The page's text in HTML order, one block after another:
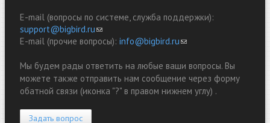
E-mail (вопросы по системе, служба поддержки):
support@bigbird.ru(link sends e-mail)
E-mail (прочие вопросы): info@bigbird.ru(link sends e-mail)
Мы будем рады ответить на любые ваши вопросы. Вы
можете также отправить нам сообщение через форму
обатной связи (иконка "?" в правом нижнем углу) .
Задать вопрос